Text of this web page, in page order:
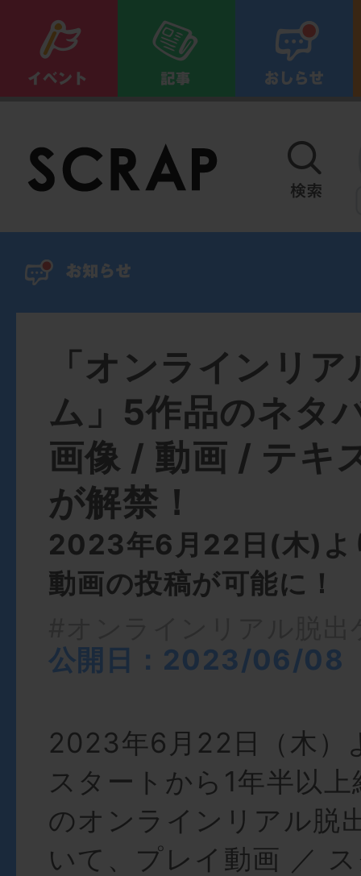
「オンラインリ
ム」5作品のネタ
画像 / 動画 / テキ
が解禁！
2023年6月22日(木)よ
動画の投稿が可能に！
公開日：2023/06/08
2023年6月22日（木）
スタートから1年半以
のオンラインリアル脱
いて、プレイ動画 ／